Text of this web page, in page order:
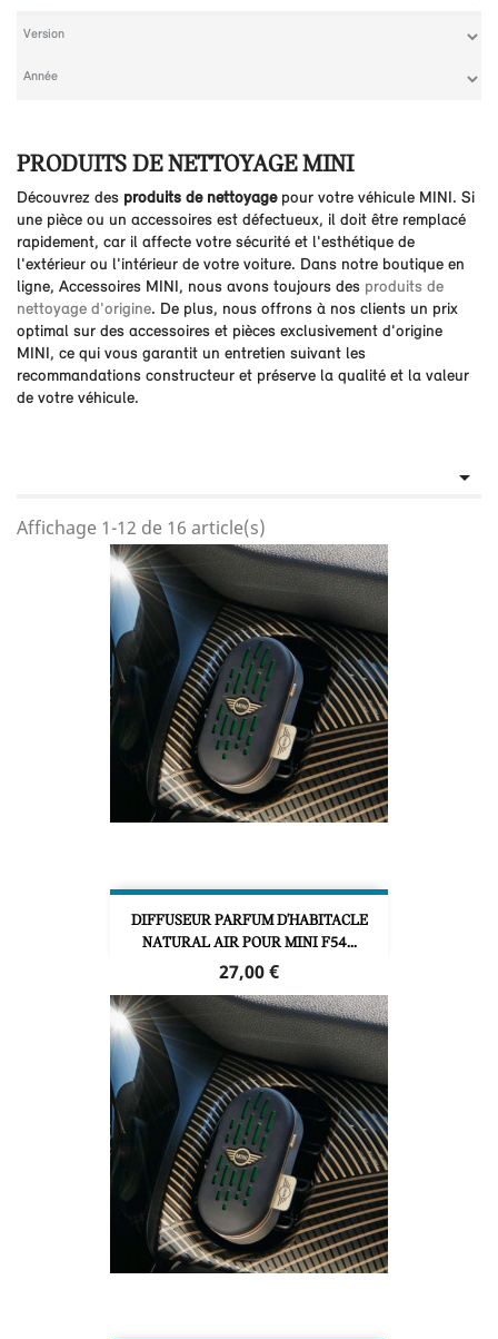
PRODUITS DE NETTOYAGE MINI
Découvrez des produits de nettoyagepour votre véhicule MINI. Si
une pièce ou un accessoires est défectueux, il doit être remplacé
rapidement, car il affecte votre sécurité et l'esthétique de
l'extérieur ou l'intérieur de votre voiture. Dans notre boutique en
ligne, Accessoires MINI, nous avons toujours des produits de
nettoyage d'origine. De plus, nous offrons à nos clients un prix
optimal sur des accessoires et pièces exclusivement d'origine
MINI, ce qui vous garantit un entretien suivant les
recommandations constructeur et préserve la qualité et la valeur
de votre véhicule.

Affichage 1-12 de 16 article(s)
DIFFUSEUR PARFUM D'HABITACLE
NATURAL AIR POUR MINI F54...
Prix
27,00 €